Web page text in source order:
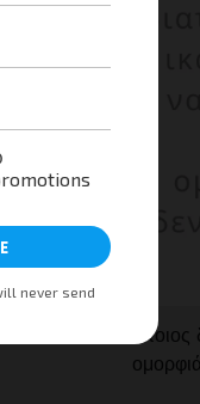
"Όποιος